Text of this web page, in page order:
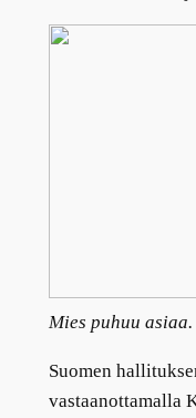
Mies puhuu asiaa.
Suomen
vastaanottamalla